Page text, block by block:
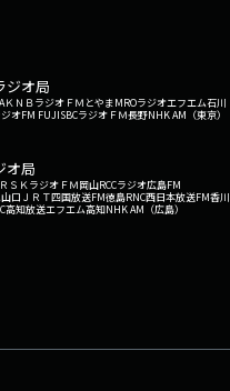
ジオ局
ＫＮＢラジオ ＦＭとやまMROラジオエフエム石川
オFM FUJISBCラジオ ＦＭ長野NHK AM（東京）
オ局
ＲＳＫラジオ ＦＭ岡山RCCラジオ広島FM
口 ＪＲＴ四国放送FM徳島RNC西日本放送FM香川
高知放送エフエム高知NHK AM（広島）